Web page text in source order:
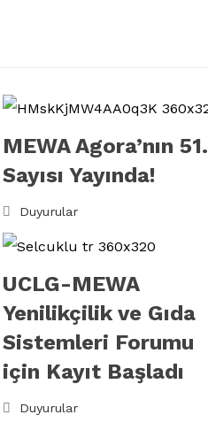
MEWA Agora’nın 51.
Sayısı Yayında!
Duyurular
UCLG-MEWA
Yenilikçilik ve Gıda
Sistemleri Forumu
için Kayıt Başladı
Duyurular